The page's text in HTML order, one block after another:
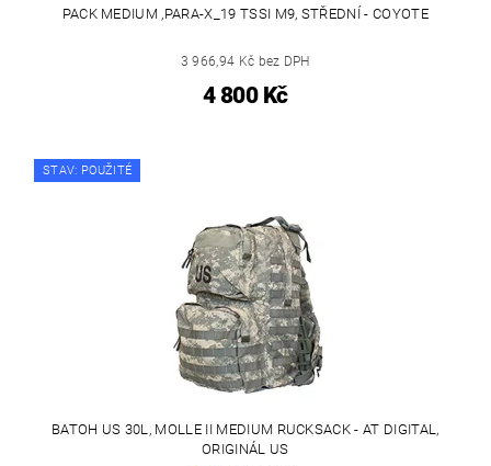
PACK MEDIUM ,PARA-X_19 TSSI M9, STŘEDNÍ - COYOTE
3 966,94 Kč bez DPH
4 800 Kč
STAV: POUŽITÉ
BATOH US 30L, MOLLE II MEDIUM RUCKSACK - AT DIGITAL,
ORIGINÁL US